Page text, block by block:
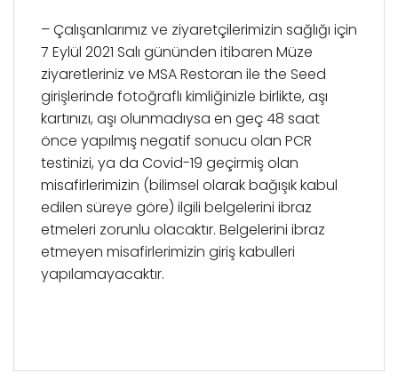
– Çalışanlarımız ve ziyaretçilerimizin sağlığı için
7 Eylül 2021 Salı gününden itibaren Müze
ziyaretleriniz ve MSA Restoran ile the Seed
girişlerinde fotoğraflı kimliğinizle birlikte, aşı
kartınızı, aşı olunmadıysa en geç 48 saat
önce yapılmış negatif sonucu olan PCR
testinizi, ya da Covid-19 geçirmiş olan
misafirlerimizin (bilimsel olarak bağışık kabul
edilen süreye göre) ilgili belgelerini ibraz
etmeleri zorunlu olacaktır. Belgelerini ibraz
etmeyen misafirlerimizin giriş kabulleri
yapılamayacaktır.